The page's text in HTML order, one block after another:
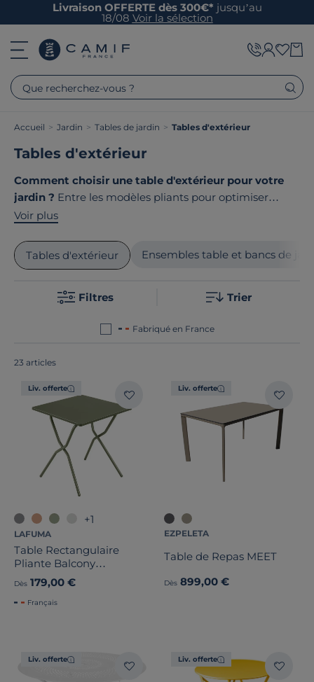
Livraison OFFERTE dès 300€* jusqu’au
18/08 Voir la sélection
Que recherchez-vous ?
Accueil > Jardin > Tables de jardin > Tables d'extérieur
Tables d'extérieur
Comment choisir une table d'extérieur pour votre
jardin ? Entre les modèles pliants pour optimiser
l'espace, les tables extensibles pour recevoir famille et
Matériaux résistants, designs contemporains et
dimensions variées vous permettent d'aménager votre
de nos produits ? Ils sont tous
fabriqués en France ou
Voir plus
Tables d'extérieur Ensembles table et bancs de
Filtres Trier
Fabriqué en France
23 articles
Liv. offerte
+1
LAFUMA
Table Rectangulaire
Pliante Balcony
Colorblock
Dès 179,00 €
Français
Liv. offerte
EZPELETA
Table de Repas MEET
Dès 899,00 €
Liv. offerte Liv. offerte
Forme
Fonctionnalité(s)
Largeur